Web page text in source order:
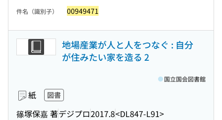
件名（識別子） 00949471
地場産業が人と人をつなぐ : 自分
が住みたい家を造る 2
紙 図書
篠塚保嘉 著デジプロ2017.8<DL847-L91>
国立国会図書館